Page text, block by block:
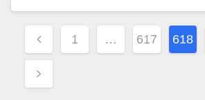
Σελιδοποίηση
Άρθρων
1 … 617 618